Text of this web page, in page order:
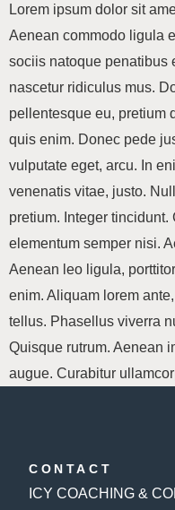
Lorem ipsum dolor sit
Aenean commodo ligula
sociis natoque penatibus
nascetur ridiculus mus.
pellentesque eu, pretium
quis enim. Donec pede
vulputate eget, arcu. In
venenatis vitae, justo.
pretium. Integer
elementum semper nisi.
Aenean leo ligula,
enim. Aliquam lorem
tellus. Phasellus viverra
Quisque rutrum. Aenean
augue. Curabitur
CONTACT
ICY COACHING &